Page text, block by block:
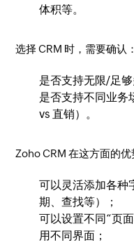
体积等。
选择 CRM 时，需要确认：
是否支持无限/足
是否支持不同业务
vs 直销）。
Zoho CRM 在这方面的优
可以灵活添加各种
期、查找等）；
可以设置不同“页
用不同界面；